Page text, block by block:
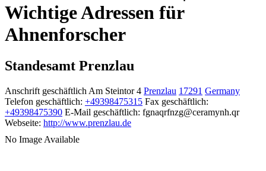
Wichtige Adressen für
Ahnenforscher
Standesamt Prenzlau
Anschrift geschäftlich Am Steintor 4 Prenzlau 17291 Germany
Telefon geschäftlich: +49398475315 Fax geschäftlich:
+49398475390 E-Mail geschäftlich: fgnaqrfnzg@ceramynh.qr
Webseite: http://www.prenzlau.de
No Image Available